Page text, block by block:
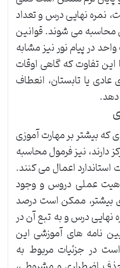
نمره نهایی درس و تعداد
محاسبه می شوند. قوانین
در پیام نور نیز مشابه
این تفاوت که گاهی اوقات
یا تابستان، انعطاف
دهد.
که بیشتر بر مهارت آموزی
دارند، نیز فرمول محاسبه
اعمال می کنند.
عملی دروس و وجود
بیشتر، ممکن است درصد
نهایی درس و به تبع آن در
نامه های آموزشی این
در جزئیات مربوط به